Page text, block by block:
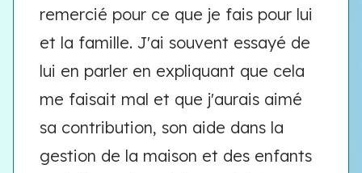
remercié pour ce que je fais pour lui
et la famille. J'ai souvent essayé de
lui en parler en expliquant que cela
me faisait mal et que j'aurais aimé
sa contribution, son aide dans la
gestion de la maison et des enfants